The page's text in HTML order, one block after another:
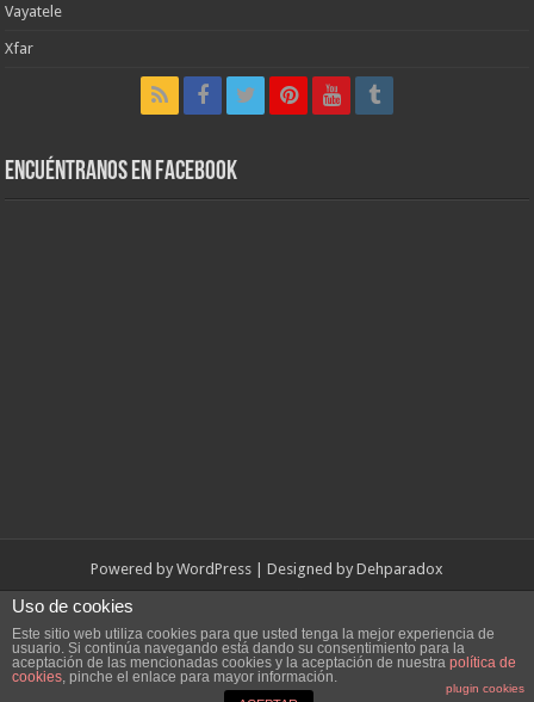
Vayatele
Xfar
Encuéntranos en Facebook
Powered by WordPress | Designed by Dehparadox
© Copyright 2010-2026, Dehparadox.es
Uso de cookies
Este sitio web utiliza cookies para que usted tenga la mejor experiencia de
usuario. Si continúa navegando está dando su consentimiento para la
aceptación de las mencionadas cookies y la aceptación de nuestra política de
cookies, pinche el enlace para mayor información.
plugin cookies